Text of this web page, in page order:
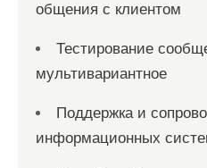
общения с клиентом
Тестирование
мультивариантное
Поддержка и
информационных